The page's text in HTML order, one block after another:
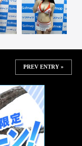
PREV ENTRY »